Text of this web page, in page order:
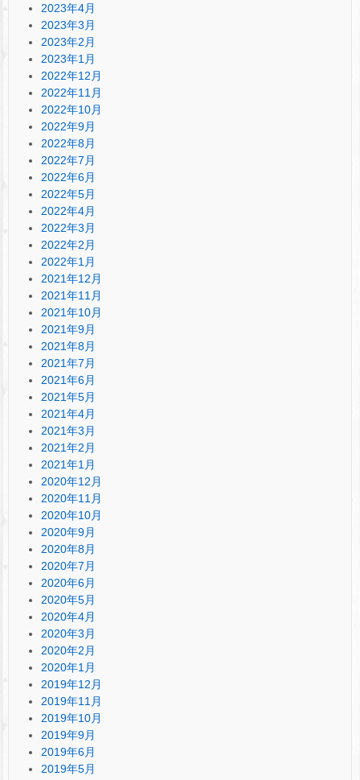
2023年4月
2023年3月
2023年2月
2023年1月
2022年12月
2022年11月
2022年10月
2022年9月
2022年8月
2022年7月
2022年6月
2022年5月
2022年4月
2022年3月
2022年2月
2022年1月
2021年12月
2021年11月
2021年10月
2021年9月
2021年8月
2021年7月
2021年6月
2021年5月
2021年4月
2021年3月
2021年2月
2021年1月
2020年12月
2020年11月
2020年10月
2020年9月
2020年8月
2020年7月
2020年6月
2020年5月
2020年4月
2020年3月
2020年2月
2020年1月
2019年12月
2019年11月
2019年10月
2019年9月
2019年6月
2019年5月